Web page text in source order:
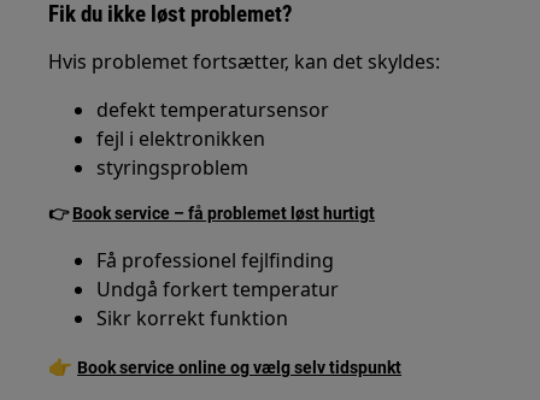
Fik du ikke løst problemet?
Hvis problemet fortsætter, kan det skyldes:
defekt temperatursensor
fejl i elektronikken
styringsproblem
👉Book service – få problemet løst hurtigt
Få professionel fejlfinding
Undgå forkert temperatur
Sikr korrekt funktion
👉 Book service online og vælg selv tidspunkt